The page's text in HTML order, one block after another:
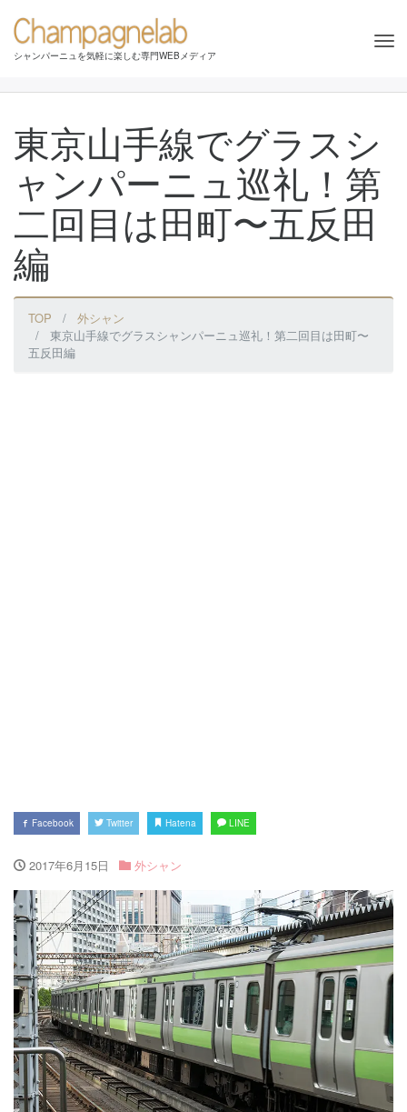
シャンパーニュを気軽に楽しむ専門WEBメディア
東京山手線でグラスシ
ャンパーニュ巡礼！第
二回目は田町〜五反田
編
TOP
外シャン
東京山手線でグラスシャンパーニュ巡礼！第二回目は田町〜
五反田編
Facebook Twitter Hatena LINE
2017年6月15日 外シャン